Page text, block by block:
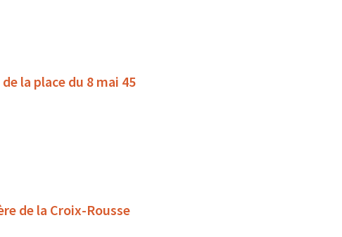
la place du 8 mai 45
de la Croix-Rousse